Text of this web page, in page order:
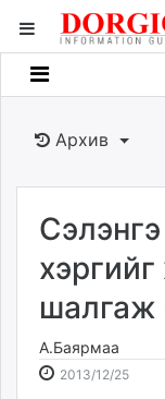
Мэдээллийн
Банк санхүү
Бизнес ААН
Төрийн
dorgio.mn
Gogo.mn
caak.mn
Архив
шалгаж
А.Баярмаа
2013/12/252013-